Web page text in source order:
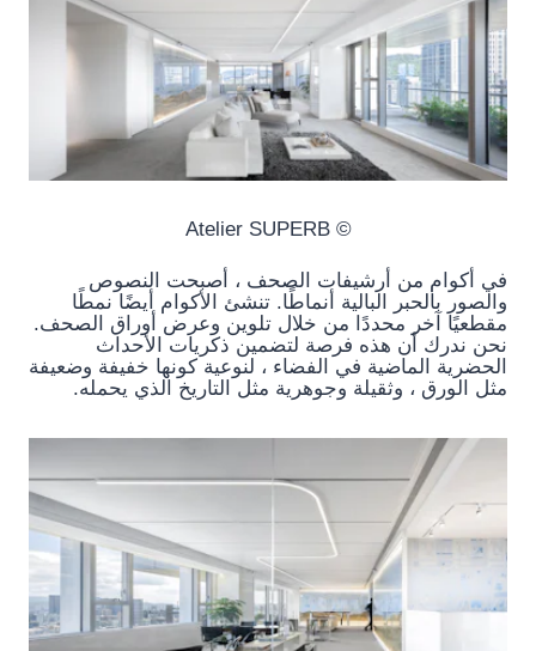
© Atelier SUPERB
في أكوام من أرشيفات الصحف ، أصبحت النصوص
والصور بالحبر البالية أنماطًا. تنشئ الأكوام أيضًا نمطًا
مقطعيًا آخر محددًا من خلال تلوين وعرض أوراق الصحف.
نحن ندرك أن هذه فرصة لتضمين ذكريات الأحداث
الحضرية الماضية في الفضاء ، لنوعية كونها خفيفة وضعيفة
مثل الورق ، وثقيلة وجوهرية مثل التاريخ الذي يحمله.